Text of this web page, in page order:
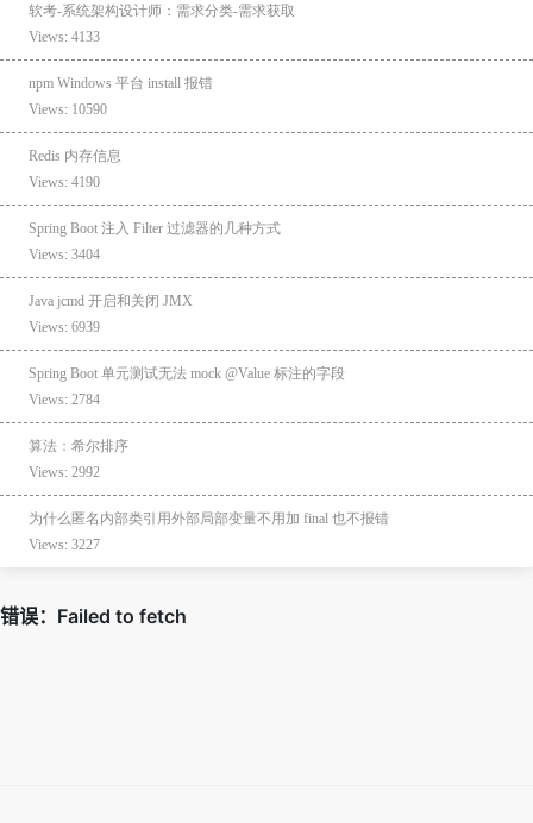
软考-系统架构设计师：需求分类-需求获取
Views: 4133
npm Windows 平台 install 报错
Views: 10590
Redis 内存信息
Views: 4190
Spring Boot 注入 Filter 过滤器的几种方式
Views: 3404
Java jcmd 开启和关闭 JMX
Views: 6939
Spring Boot 单元测试无法 mock @Value 标注的字段
Views: 2784
算法：希尔排序
Views: 2992
为什么匿名内部类引用外部局部变量不用加 final 也不报错
Views: 3227